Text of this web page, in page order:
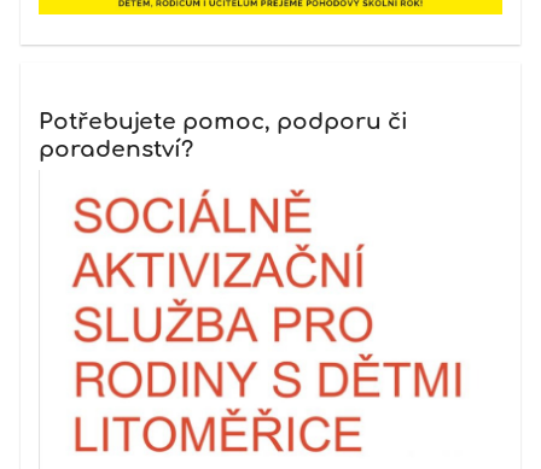
Potřebujete pomoc, podporu či
poradenství?